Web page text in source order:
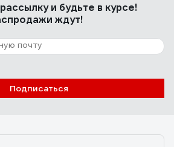
и будьте в курсе!
ждут!
Подписаться